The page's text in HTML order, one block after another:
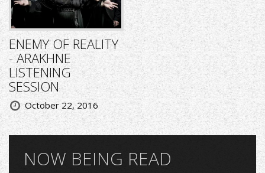
ENEMY OF REALITY
- ARAKHNE
LISTENING
SESSION
October 22, 2016
NOW BEING READ